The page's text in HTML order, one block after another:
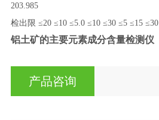
203.985
检出限 ≤20 ≤10 ≤5.0 ≤10 ≤30 ≤5 ≤15 ≤30
铝土矿的主要元素成分含量检测仪
产品咨询